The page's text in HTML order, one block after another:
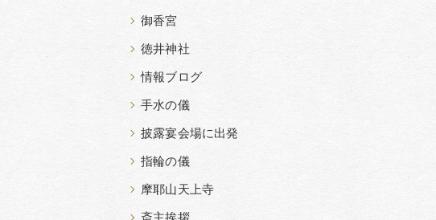
御香宮
徳井神社
情報ブログ
手水の儀
披露宴会場に出発
指輪の儀
摩耶山天上寺